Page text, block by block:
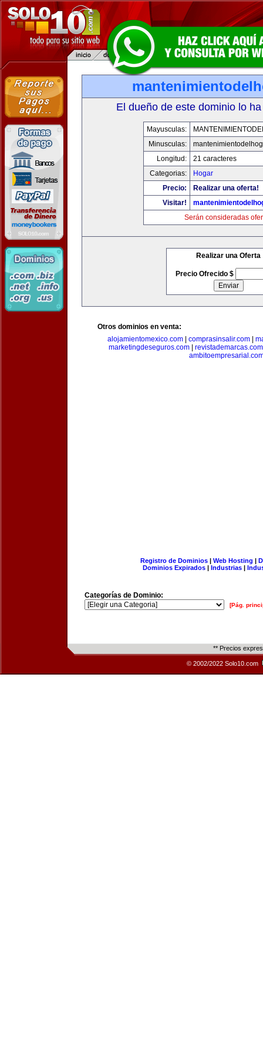
El dueño de este dominio lo
Mayusculas:
Minusculas:
Longitud:
21 caracteres
Categorias:
Hogar
Precio:
Realizar una oferta!
Visitar!
Serán consideradas
Realizar una Oferta
Precio Ofrecido $
Otros dominios en venta:
alojamientomexico.com| comprasinsalir.com|
marketingdeseguros.com
revistademarcas.com
Registro de Dominios| Web Hosting |
Dominios Expirados | Industrias |
Categorías de Dominio:
[Pág.
** Precios
© 2002/2022 Solo10.com